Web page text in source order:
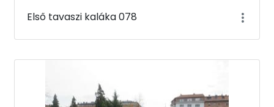
Első tavaszi kaláka 078